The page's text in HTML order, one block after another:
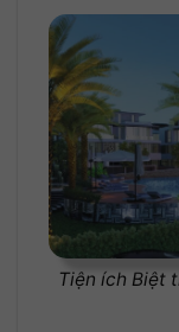
Tiện ích Biệt